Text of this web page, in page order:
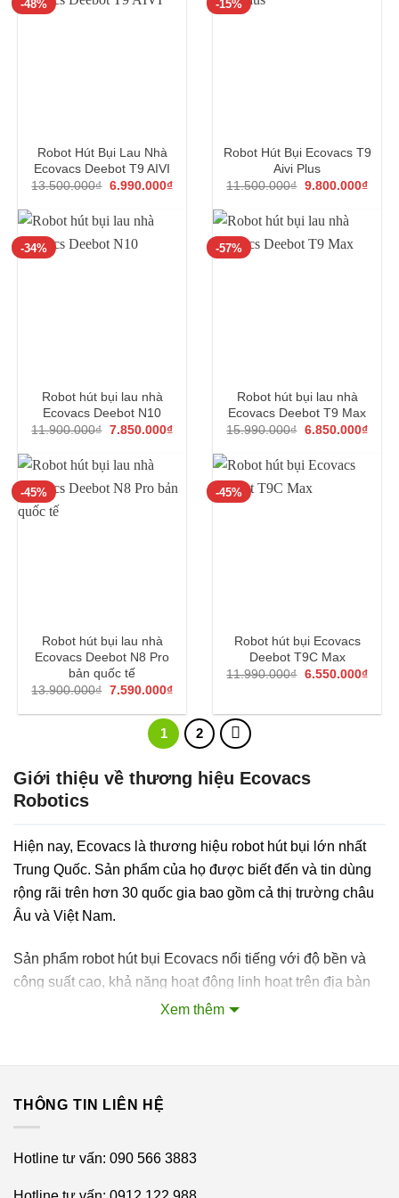
-48%
Robot Hút Bụi Lau Nhà
Ecovacs Deebot T9 AIVI
13.500.000₫ Giá
13.500.000₫.
6.990.000₫Giá
6.990.000₫.
-15%
Robot Hút Bụi Ecovacs T9
Aivi Plus
11.500.000₫ Giá
11.500.000₫.
9.800.000₫Giá
-34%
Robot hút bụi lau nhà
Ecovacs Deebot N10
11.900.000₫ Giá
11.900.000₫.
7.850.000₫Giá
7.850.000₫.
-57%
Robot hút bụi lau nhà
Ecovacs Deebot T9 Max
15.990.000₫ Giá
15.990.000₫.
6.850.000₫Giá
-45%
Robot hút bụi lau nhà
Ecovacs Deebot N8 Pro
bản quốc tế
13.900.000₫ Giá
là:
13.900.000₫.
7.590.000₫Giá
tại
là:
7.590.000₫.
-45%
Robot hút bụi Ecovacs
Deebot T9C Max
11.990.000₫ Giá
6.550.000₫Giá
1 2
Giới thiệu về thương hiệu Ecovacs
Robotics
Hiện nay, Ecovacs là thương hiệu robot hút bụi lớn nhất
Trung Quốc. Sản phẩm của họ được biết đến và tin dùng
rộng rãi trên hơn 30 quốc gia bao gồm cả thị trường châu
Âu và Việt Nam.
Sản phẩm robot hút bụi Ecovacs nổi tiếng với độ bền và
công suất cao, khả năng hoạt động linh hoạt trên địa bàn
rộng, chủng loại và giá thành đa dạng, phù hợp với mọi đối
Nổi bật nhất và là giá trị cốt lõi mang tính chiến lược của
minh. So với những thương hiệu Robot hút bụi lau nhà
Xem thêm
THÔNG TIN LIÊN HỆ
Hotline tư vấn: 090 566 3883